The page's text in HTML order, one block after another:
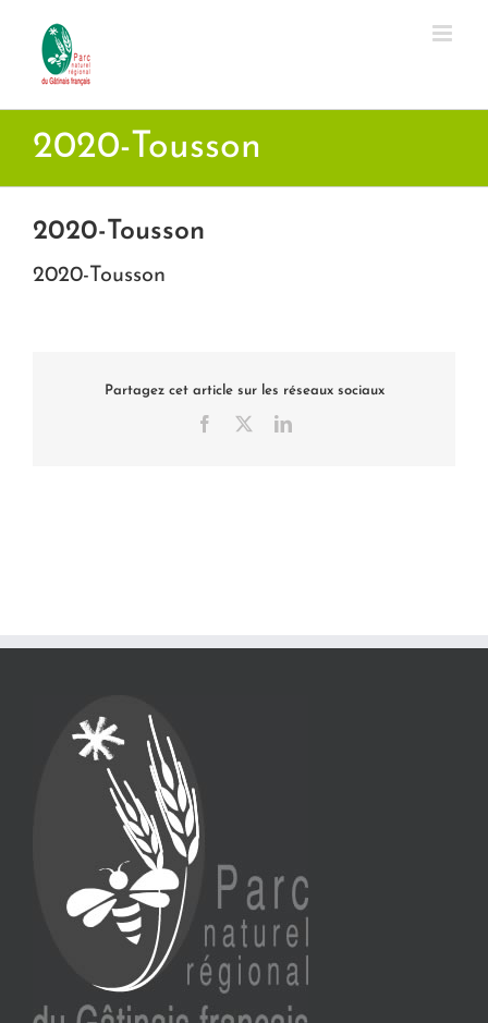
contenu
2020-Tousson
2020-Tousson
2020-Tousson
Partagez cet article sur les réseaux sociaux
Facebook LinkedIn